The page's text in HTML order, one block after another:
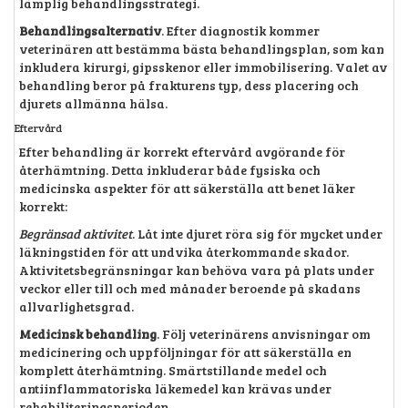
lämplig behandlingsstrategi.
Behandlingsalternativ. Efter diagnostik kommer
veterinären att bestämma bästa behandlingsplan, som kan
inkludera kirurgi, gipsskenor eller immobilisering. Valet av
behandling beror på frakturens typ, dess placering och
djurets allmänna hälsa.
Eftervård
Efter behandling är korrekt eftervård avgörande för
återhämtning. Detta inkluderar både fysiska och
medicinska aspekter för att säkerställa att benet läker
korrekt:
Begränsad aktivitet. Låt inte djuret röra sig för mycket under
läkningstiden för att undvika återkommande skador.
Aktivitetsbegränsningar kan behöva vara på plats under
veckor eller till och med månader beroende på skadans
allvarlighetsgrad.
Medicinsk behandling. Följ veterinärens anvisningar om
medicinering och uppföljningar för att säkerställa en
komplett återhämtning. Smärtstillande medel och
antiinflammatoriska läkemedel kan krävas under